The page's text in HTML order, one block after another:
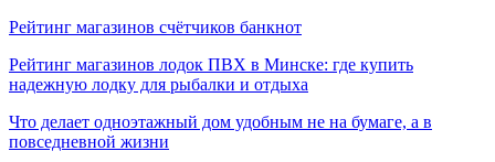
Рейтинг магазинов счётчиков банкнот
Рейтинг магазинов лодок ПВХ в Минске: где купить
надежную лодку для рыбалки и отдыха
Что делает одноэтажный дом удобным не на бумаге, а в
повседневной жизни